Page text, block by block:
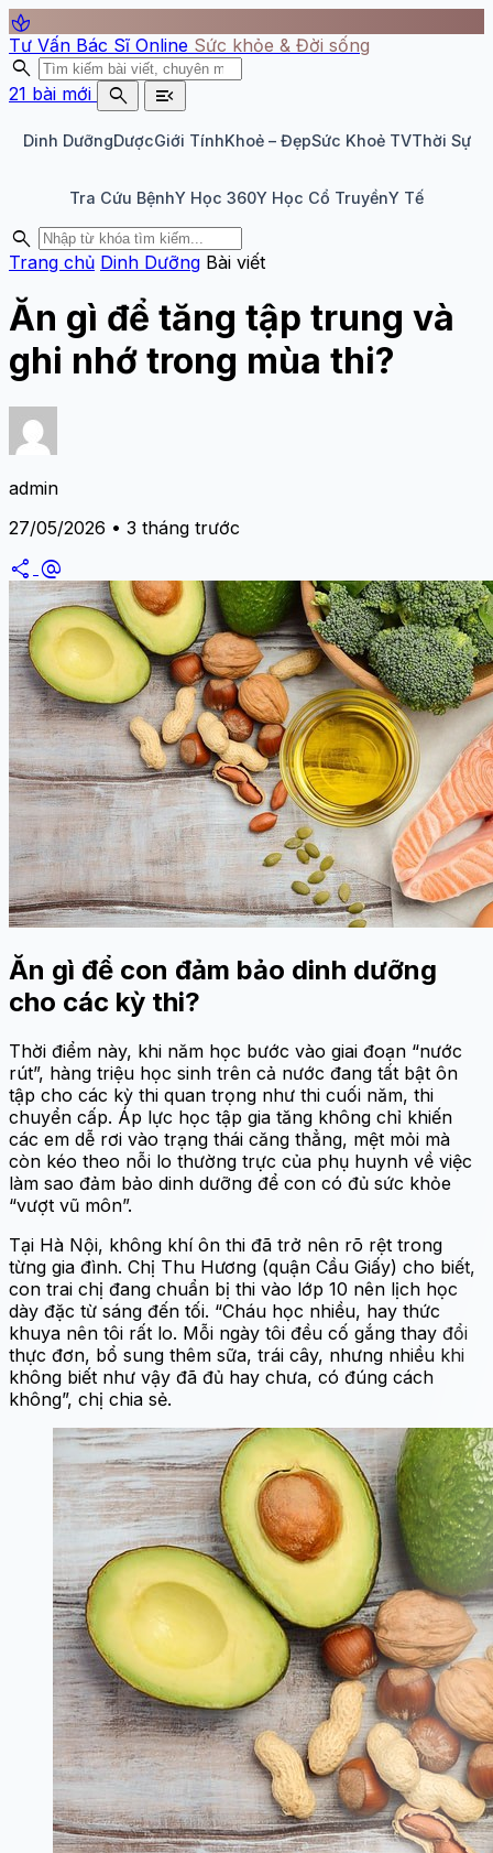
spa
Tư Vấn Bác Sĩ Online Sức khỏe & Đời sống
search
21 bài mới search menu_open
Dinh DưỡngDượcGiới TínhKhoẻ – ĐẹpSức Khoẻ TVThời Sự
Tra Cứu BệnhY Học 360Y Học Cổ TruyềnY Tế
search
Trang chủ Dinh Dưỡng Bài viết
Ăn gì để tăng tập trung và
ghi nhớ trong mùa thi?
admin
27/05/2026 • 3 tháng trước
share alternate_email
Ăn gì để con đảm bảo dinh dưỡng
cho các kỳ thi?
Thời điểm này, khi năm học bước vào giai đoạn “nước
rút”, hàng triệu học sinh trên cả nước đang tất bật ôn
tập cho các kỳ thi quan trọng như thi cuối năm, thi
chuyển cấp. Áp lực học tập gia tăng không chỉ khiến
các em dễ rơi vào trạng thái căng thẳng, mệt mỏi mà
còn kéo theo nỗi lo thường trực của phụ huynh về việc
làm sao đảm bảo dinh dưỡng để con có đủ sức khỏe
“vượt vũ môn”.
Tại Hà Nội, không khí ôn thi đã trở nên rõ rệt trong
từng gia đình. Chị Thu Hương (quận Cầu Giấy) cho biết,
con trai chị đang chuẩn bị thi vào lớp 10 nên lịch học
dày đặc từ sáng đến tối. “Cháu học nhiều, hay thức
khuya nên tôi rất lo. Mỗi ngày tôi đều cố gắng thay đổi
thực đơn, bổ sung thêm sữa, trái cây, nhưng nhiều khi
không biết như vậy đã đủ hay chưa, có đúng cách
không”, chị chia sẻ.